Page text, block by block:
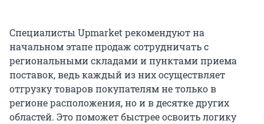
Cпециалисты Upmarket рекомендуют на
начальном этапе продаж сотрудничать с
региональными складами и пунктами приема
поставок, ведь каждый из них осуществляет
отгрузку товаров покупателям не только в
регионе расположения, но и в десятке других
областей. Это поможет быстрее освоить логику